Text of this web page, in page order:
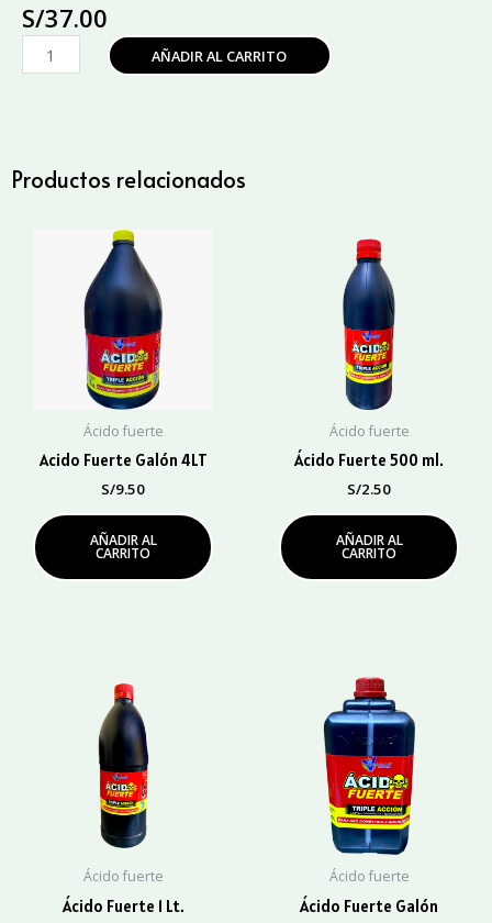
S/37.00
Ácido
Fuerte
AÑADIR AL CARRITO
Productos relacionados
Ácido fuerte
Acido Fuerte Galón 4LT
S/9.50
AÑADIR AL
CARRITO
Ácido fuerte
Ácido Fuerte 500 ml.
S/2.50
AÑADIR AL
CARRITO
Ácido fuerte
Ácido Fuerte 1 Lt.
Ácido fuerte
Ácido Fuerte Galón